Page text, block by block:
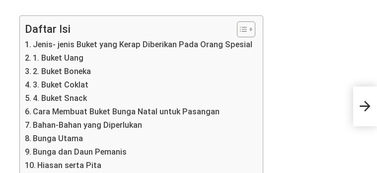
Daftar Isi
Jenis- jenis Buket yang Kerap Diberikan Pada Orang Spesial
1. Buket Uang
2. Buket Boneka
3. Buket Coklat
4. Buket Snack
Cara Membuat Buket Bunga Natal untuk Pasangan
Bahan-Bahan yang Diperlukan
Bunga Utama
Bunga dan Daun Pemanis
Hiasan serta Pita